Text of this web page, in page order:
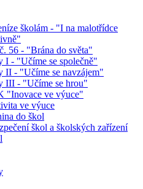
školám - "I na malotřídce
56 - "Brána do světa"
I - "Učíme se společně"
II - "Učíme se navzájem"
III - "Učíme se hrou"
"Inovace ve výuce"
ve výuce
do škol
škol a školských zařízení